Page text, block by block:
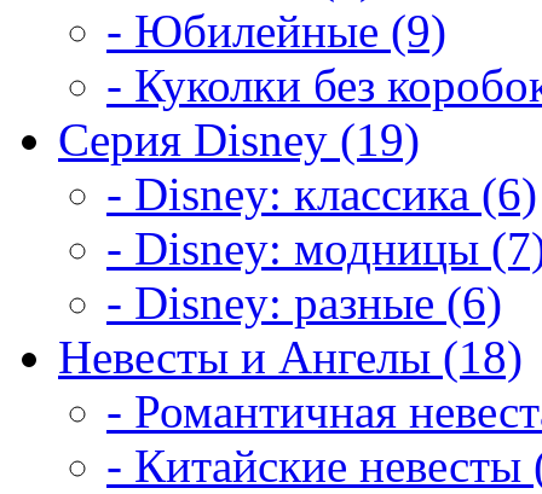
- Юбилейные (9)
- Куколки без
Серия Disney (19)
- Disney: классика (6)
- Disney: модницы
- Disney: разные (6)
Невесты и Ангелы (18)
- Романтичная
- Китайские невесты